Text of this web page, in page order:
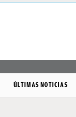
ÚLTIMAS NOTICIAS